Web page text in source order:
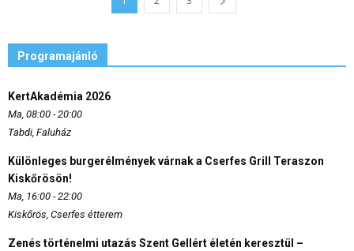
Programajánló
KertAkadémia 2026
Ma, 08:00 - 20:00
Tabdi, Faluház
Különleges burgerélmények várnak a Cserfes Grill Teraszon
Kiskőrösön!
Ma, 16:00 - 22:00
Kiskőrös, Cserfes étterem
Zenés történelmi utazás Szent Gellért életén keresztül –